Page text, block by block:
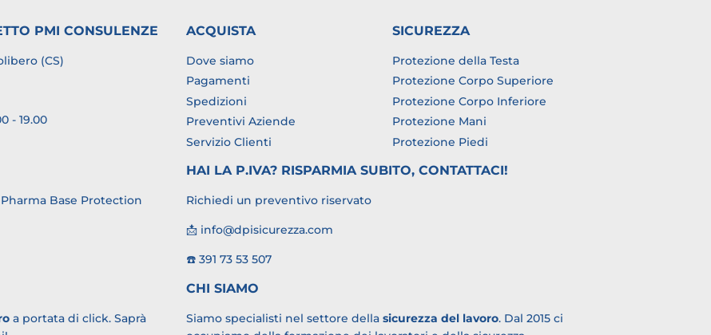
PMI CONSULENZE
(CS)
- 19.00
ACQUISTA
Dove siamo
Pagamenti
Spedizioni
Preventivi Aziende
Servizio Clienti
SICUREZZA
Protezione della Testa
Protezione Corpo Superiore
Protezione Corpo Inferiore
Protezione Mani
Protezione Piedi
Base Protection
HAI LA P.IVA? RISPARMIA SUBITO, CONTATTACI!
Richiedi un preventivo riservato
📩 info@dpisicurezza.com
☎️ 391 73 53 507
a portata di click. Saprà
CHI SIAMO
Siamo specialisti nel settore della sicurezza del lavoro. Dal 2015 ci